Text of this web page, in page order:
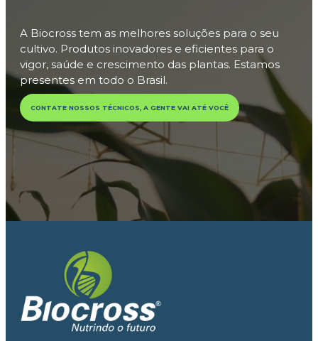
A Biocross tem as melhores soluções para o seu
cultivo. Produtos inovadores e eficientes para o
vigor, saúde e crescimento das plantas. Estamos
presentes em todo o Brasil.
CONTATE NOSSOS TÉCNICOS, A GENTE VAI ATÉ VOCÊ